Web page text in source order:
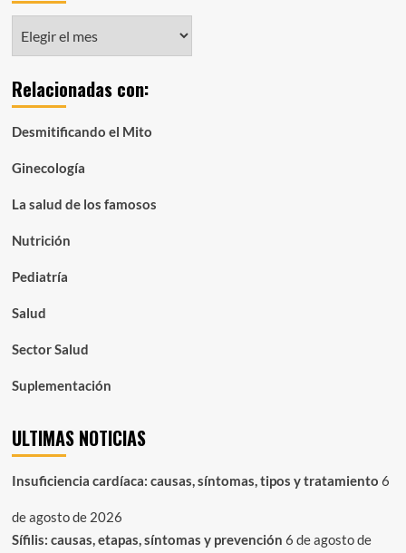
organizadas
mes:
Relacionadas con:
Desmitificando el Mito
Ginecología
La salud de los famosos
Nutrición
Pediatría
Salud
Sector Salud
Suplementación
ULTIMAS NOTICIAS
Insuficiencia cardíaca: causas, síntomas, tipos y tratamiento 6
de agosto de 2026
Sífilis: causas, etapas, síntomas y prevención 6 de agosto de